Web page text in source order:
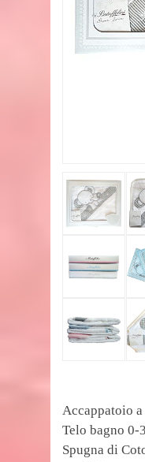
Accappatoio
Telo bagno 0-
Spugna di